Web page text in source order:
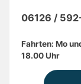
06126 /
Fahrten: Mo
18.00 Uhr